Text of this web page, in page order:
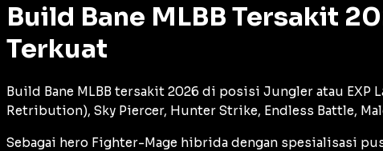
Build Bane MLBB Tersakit
Terkuat
Build Bane MLBB tersakit 2026 di posisi Jungler atau EXP
Retribution), Sky Piercer, Hunter Strike, Endless Battle,
Sebagai hero Fighter-Mage hibrida dengan spesialisasi